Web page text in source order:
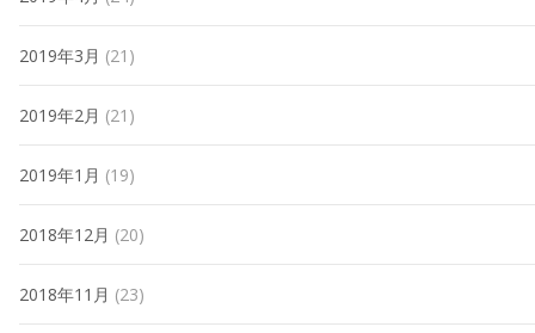
2019年3月 (21)
2019年2月 (21)
2019年1月 (19)
2018年12月 (20)
2018年11月 (23)